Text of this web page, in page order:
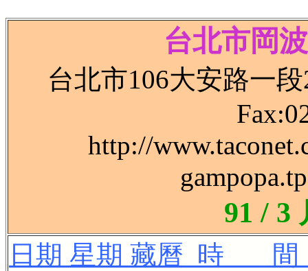
台北市岡
台北市106大安路一
http://
91 / 3
日期 星期 藏